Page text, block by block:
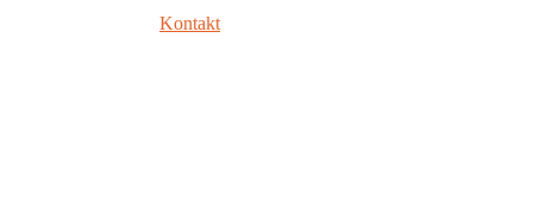
Kontakt